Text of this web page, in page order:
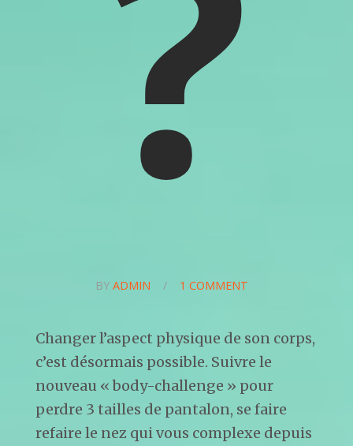
BY ADMIN / 1 COMMENT
Changer l’aspect physique de son corps,
c’est désormais possible. Suivre le
nouveau « body-challenge » pour
perdre 3 tailles de pantalon, se faire
refaire le nez qui vous complexe depuis